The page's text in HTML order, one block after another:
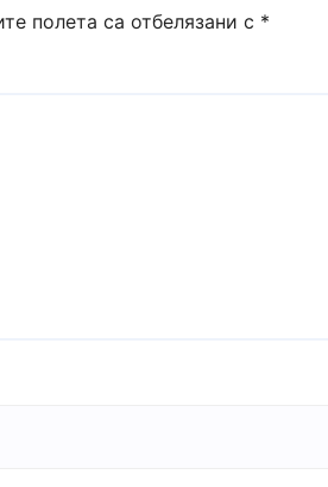
полета са отбелязани с *